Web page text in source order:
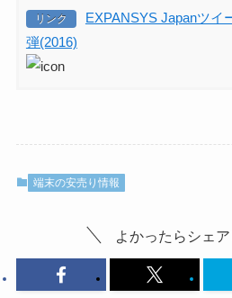
リンク
EXPANSYS Japanツイ
弾(2016)
端末の安売り情報
よかったらシェア